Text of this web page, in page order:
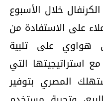
خلال الأسبوع
على الاستفادة من
هواوي على تلبية
استراتيجيتها التي
المصري بتوفير